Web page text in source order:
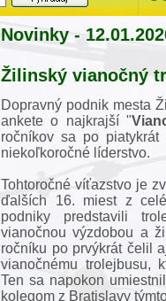
Novinky -
Žilinský vianočný
Dopravný podnik mesta
ankete o najkrajší "
ročníkov sa po
niekoľkoročné líderstvo.
Tohtoročné víťazstvo je
ďalších 16. miest z
podniky predstavili
vianočnou výzdobou a
ročníku po prvýkrát čelil
vianočnému trolejbusu,
Ten sa napokon
kolegom z Bratislavy